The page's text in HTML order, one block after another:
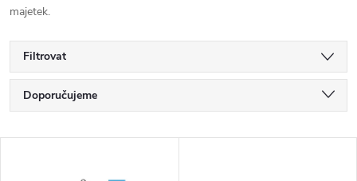
majetek.
Filtrovat
Ř
a
Doporučujeme